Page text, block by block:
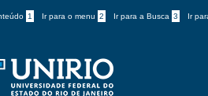
1 Ir para o menu 2 Ir para a Busca 3 Ir